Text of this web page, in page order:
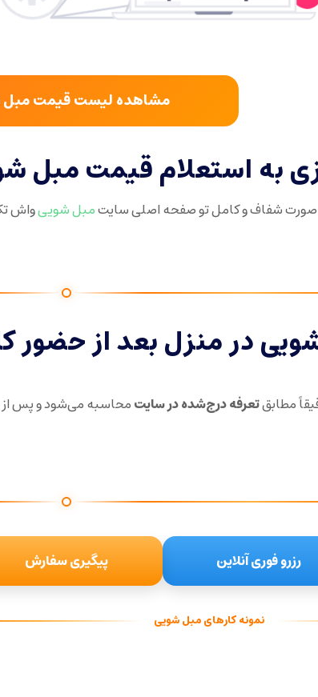
مشاهده لیست قیمت
به استعلام قیمت مبل
شفاف و کامل تو صفحه اصلی سایتمبل شوییواش
در منزل بعد از حضور
مطابقتعرفه درج‌شده در سایتمحاسبه می‌شود و پس از
رزرو فوری آنلاین پیگیری سفارش
نمونه کارهای مبل شویی